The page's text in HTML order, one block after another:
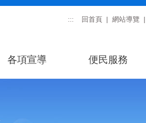
::: 回首頁 網站導覽
各項宣導 便民服務